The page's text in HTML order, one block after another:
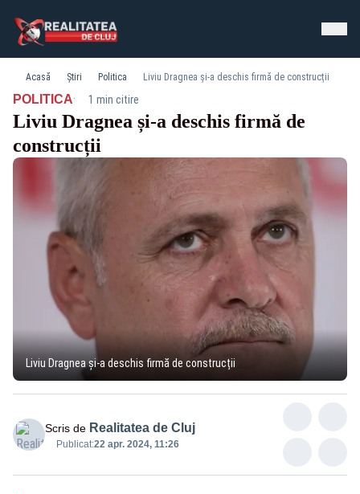
Acasă Știri Politica Liviu Dragnea și-a deschis firmă de construcții
POLITICA· 1 min citire
Liviu Dragnea și-a deschis firmă de
construcții
Liviu Dragnea și-a deschis firmă de construcții
Scris de Realitatea de Cluj
Publicat:22 apr. 2024, 11:26